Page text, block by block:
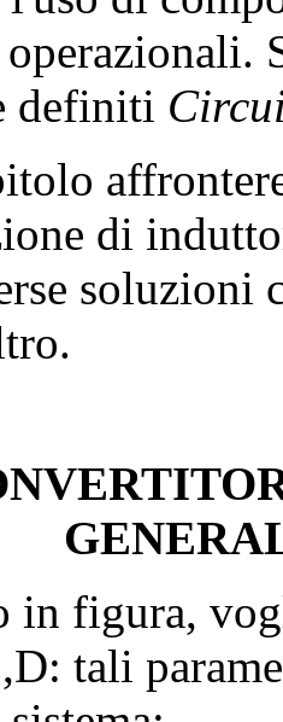
definiti
di
soluzioni
in figura,
tali